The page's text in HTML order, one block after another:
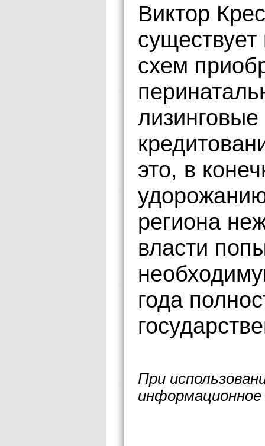
Виктор
схем
это, в
региона
власти
года
При